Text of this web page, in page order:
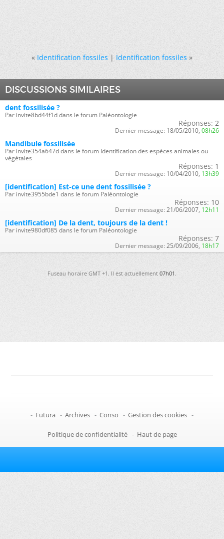
« Identification fossiles|Identification fossiles »
DISCUSSIONS SIMILAIRES
dent fossilisée ?
Par invite8bd44f1d dans le forum Paléontologie
Réponses: 2
Dernier message: 18/05/2010, 08h26
Mandibule fossilisée
Par invite354a647d dans le forum Identification des espèces animales ou
végétales
Réponses: 1
Dernier message: 10/04/2010, 13h39
[identification] Est-ce une dent fossilisée ?
Par invite3955bde1 dans le forum Paléontologie
Réponses: 10
Dernier message: 21/06/2007, 12h11
[identification] De la dent, toujours de la dent !
Par invite980df085 dans le forum Paléontologie
Réponses: 7
Dernier message: 25/09/2006, 18h17
Fuseau horaire GMT +1. Il est actuellement07h01.
- Futura - Archives - Conso - Gestion des cookies -
Politique de confidentialité - Haut de page